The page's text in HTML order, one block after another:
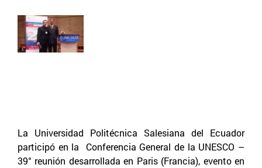
La Universidad Politécnica Salesiana del Ecuador
participó en la Conferencia General de la UNESCO –
39° reunión desarrollada en Paris (Francia), evento en